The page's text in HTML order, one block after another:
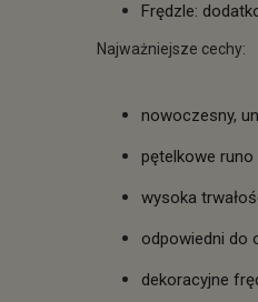
Frędzle:
Najważniejsze cechy:
nowoczesny,
pętelkowe
wysoka
odpowiedni do
dekoracyjne